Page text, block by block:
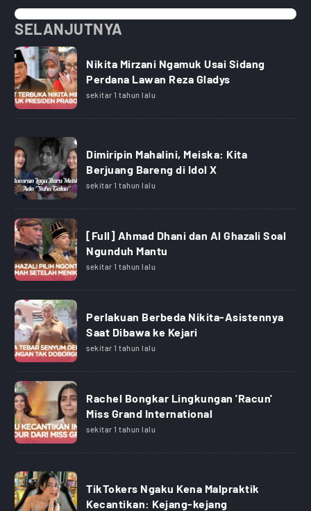
SELANJUTNYA
Nikita Mirzani Ngamuk Usai Sidang
Perdana Lawan Reza Gladys
sekitar 1 tahun lalu
Dimiripin Mahalini, Meiska: Kita
Berjuang Bareng di Idol X
sekitar 1 tahun lalu
[Full] Ahmad Dhani dan Al Ghazali Soal
Ngunduh Mantu
sekitar 1 tahun lalu
Perlakuan Berbeda Nikita-Asistennya
Saat Dibawa ke Kejari
sekitar 1 tahun lalu
Rachel Bongkar Lingkungan 'Racun'
Miss Grand International
sekitar 1 tahun lalu
TikTokers Ngaku Kena Malpraktik
Kecantikan: Kejang-kejang